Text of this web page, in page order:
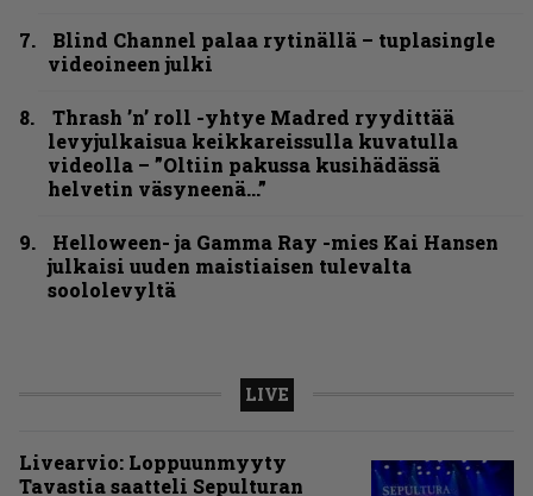
Blind Channel palaa rytinällä – tuplasingle
videoineen julki
Thrash ’n’ roll -yhtye Madred ryydittää
levyjulkaisua keikkareissulla kuvatulla
videolla – ”Oltiin pakussa kusihädässä
helvetin väsyneenä…”
Helloween- ja Gamma Ray -mies Kai Hansen
julkaisi uuden maistiaisen tulevalta
soololevyltä
LIVE
Livearvio: Loppuunmyyty
Tavastia saatteli Sepulturan